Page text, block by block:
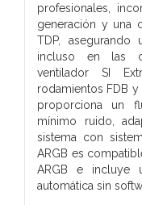
profesionales,
generación y una
TDP,
incluso en las
ventilador SI
rodamientos FDB
proporciona un
mínimo ruido,
sistema con
ARGB es
ARGB e incluye
automática sin